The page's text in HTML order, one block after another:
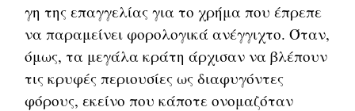
γη της επαγγελίας για το χρήμα που έπρεπε
να παραμείνει φορολογικά ανέγγιχτο. Όταν,
όμως, τα μεγάλα κράτη άρχισαν να βλέπουν
τις κρυφές περιουσίες ως διαφυγόντες
φόρους, εκείνο που κάποτε ονομαζόταν